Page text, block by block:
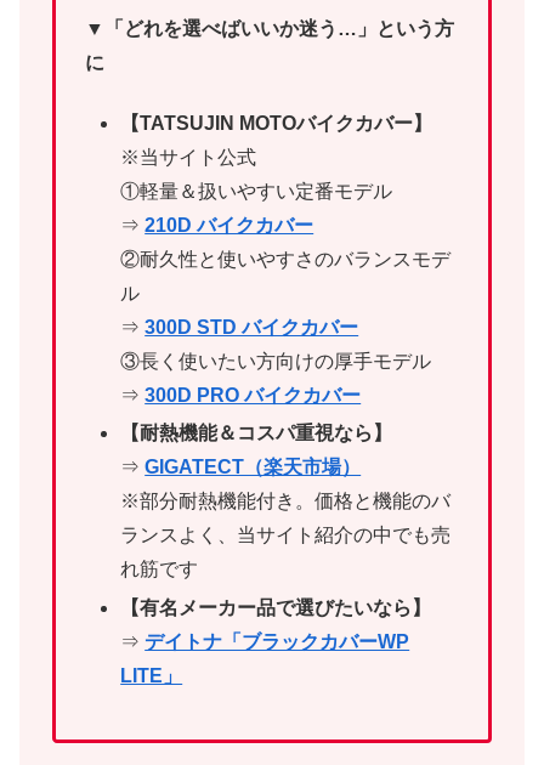
▼「どれを選べばいいか迷う…」という方
に
【TATSUJIN MOTOバイクカバー】
※当サイト公式
①軽量＆扱いやすい定番モデル
⇒210D バイクカバー
②耐久性と使いやすさのバランスモデ
ル
⇒300D STD バイクカバー
③長く使いたい方向けの厚手モデル
⇒300D PRO バイクカバー
【耐熱機能＆コスパ重視なら】
⇒GIGATECT（楽天市場）
※部分耐熱機能付き。価格と機能のバ
ランスよく、当サイト紹介の中でも売
れ筋です
【有名メーカー品で選びたいなら】
⇒ デイトナ「ブラックカバーWP
LITE」